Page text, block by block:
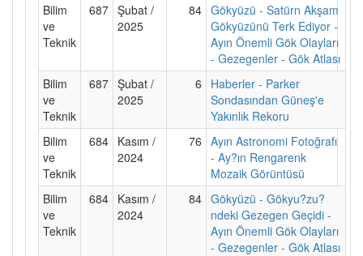
Bilim
ve
Teknik
687 Şubat /
2025
84 Gökyüzü - Satürn Akşam
Gökyüzünü Terk Ediyor -
Ayın Önemli Gök Olayları
- Gezegenler - Gök Atlası
Bilim
ve
Teknik
687 Şubat /
2025
6
Haberler - Parker
Sondasından Güneş'e
Yakınlık Rekoru
Bilim
ve
Teknik
684 Kasım /
2024
76 Ayın Astronomi Fotoğrafı
- Ay?ın Rengarenk
Mozaik Görüntüsü
Bilim
ve
Teknik
684 Kasım /
2024
84 Gökyüzü - Gökyu?zu?
ndeki Gezegen Geçidi -
Ayın Önemli Gök Olayları
- Gezegenler - Gök Atlası